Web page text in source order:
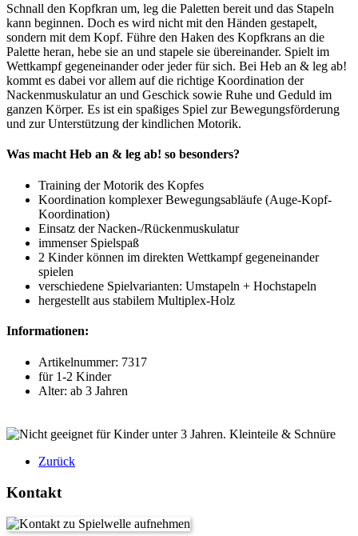
Schnall den Kopfkran um, leg die Paletten bereit und das Stapeln
kann beginnen. Doch es wird nicht mit den Händen gestapelt,
sondern mit dem Kopf. Führe den Haken des Kopfkrans an die
Palette heran, hebe sie an und stapele sie übereinander. Spielt im
Wettkampf gegeneinander oder jeder für sich. Bei Heb an & leg ab!
kommt es dabei vor allem auf die richtige Koordination der
Nackenmuskulatur an und Geschick sowie Ruhe und Geduld im
ganzen Körper. Es ist ein spaßiges Spiel zur Bewegungsförderung
und zur Unterstützung der kindlichen Motorik.
Was macht Heb an & leg ab! so besonders?
Training der Motorik des Kopfes
Koordination komplexer Bewegungsabläufe (Auge-Kopf-
Koordination)
Einsatz der Nacken-/Rückenmuskulatur
immenser Spielspaß
2 Kinder können im direkten Wettkampf gegeneinander
spielen
verschiedene Spielvarianten: Umstapeln + Hochstapeln
hergestellt aus stabilem Multiplex-Holz
Informationen:
Artikelnummer: 7317
für 1-2 Kinder
Alter: ab 3 Jahren
Zurück
Kontakt